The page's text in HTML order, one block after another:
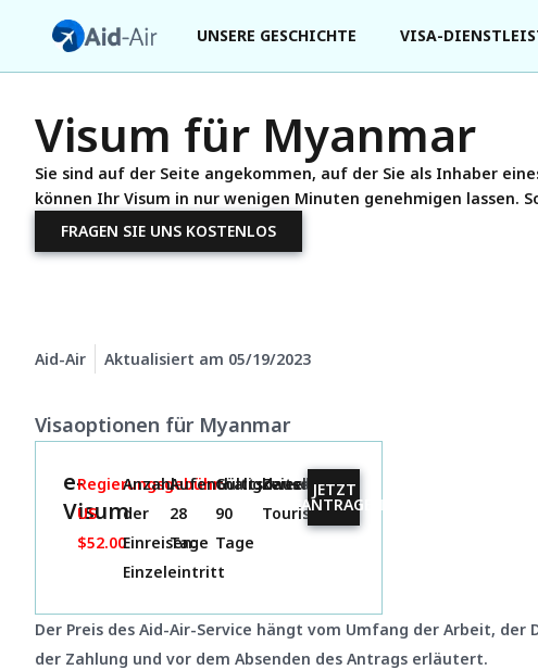
UNSERE GESCHICHTE VISA-
Visum für Myanmar
Sie sind auf der Seite angekommen, auf der Sie als Inhaber
können Ihr Visum in nur wenigen Minuten genehmigen lassen.
FRAGEN SIE UNS KOSTENLOS
Aid-Air Aktualisiert am 05/19/2023
Visaoptionen für Myanmar
e-
Visum
Regierungsgebühr:
US
$52.00
Anzahl
der
Einreisen:
Einzeleintritt
Aufenthaltsdauer:
28
Tage
Gültigkeitsdauer:
90
Tage
Zweck:
Touristisch
JETZT
BEANTRAGEN
Der Preis des Aid-Air-Service hängt vom Umfang der Arbeit,
der Zahlung und vor dem Absenden des Antrags erläutert.